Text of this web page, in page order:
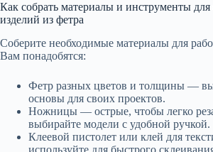
Как собрать материалы и инструменты для
изделий из фетра
Соберите необходимые материалы для
Вам понадобятся:
Фетр разных цветов и толщины —
основы для своих проектов.
Ножницы — острые, чтобы легко
выбирайте модели с удобной ручкой.
Клеевой пистолет или клей для
используйте для быстрого